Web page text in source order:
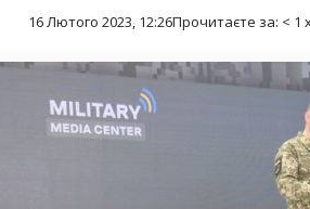
16 Лютого 2023, 12:26Прочитаєте за: < 1